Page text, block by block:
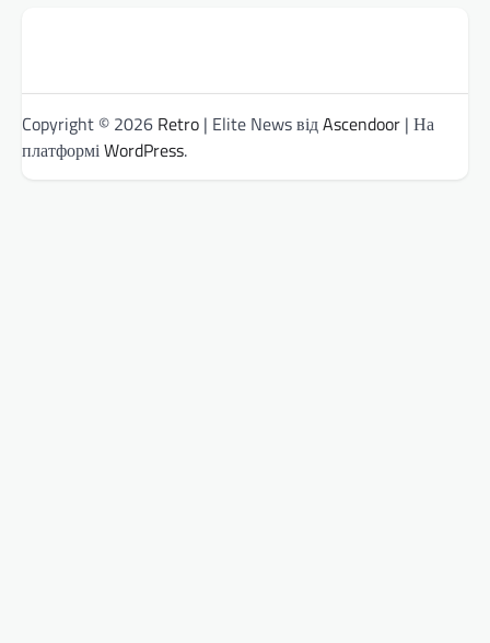
Copyright © 2026 Retro | Elite News відAscendoor | На
платформіWordPress.